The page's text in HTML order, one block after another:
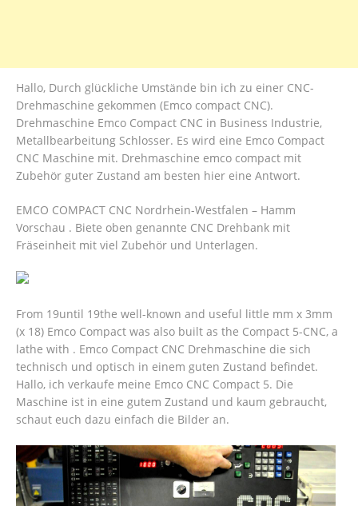
Hallo, Durch glückliche Umstände bin ich zu einer CNC-
Drehmaschine gekommen (Emco compact CNC).
Drehmaschine Emco Compact CNC in Business Industrie,
Metallbearbeitung Schlosser. Es wird eine Emco Compact
CNC Maschine mit. Drehmaschine emco compact mit
Zubehör guter Zustand am besten hier eine Antwort.
EMCO COMPACT CNC Nordrhein-Westfalen – Hamm
Vorschau . Biete oben genannte CNC Drehbank mit
Fräseinheit mit viel Zubehör und Unterlagen.
From 19until 19the well-known and useful little mm x 3mm
(x 18) Emco Compact was also built as the Compact 5-CNC, a
lathe with . Emco Compact CNC Drehmaschine die sich
technisch und optisch in einem guten Zustand befindet.
Hallo, ich verkaufe meine Emco CNC Compact 5. Die
Maschine ist in eine gutem Zustand und kaum gebraucht,
schaut euch dazu einfach die Bilder an.